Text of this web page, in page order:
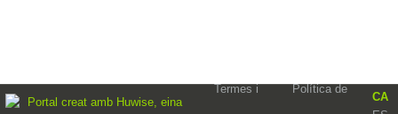
Termes i Política de
CA